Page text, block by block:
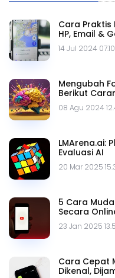
Cara Praktis
HP, Email &
14 Jul 2024
Mengubah
Berikut
08 Agu 2024
LMArena.ai:
Evaluasi AI
20 Mar 2025
5 Cara
Secara
23 Jan 2025
Cara Cepat
Dikenal,